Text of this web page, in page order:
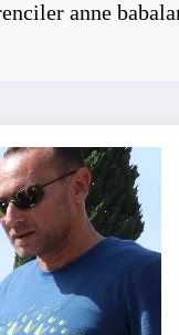
anne